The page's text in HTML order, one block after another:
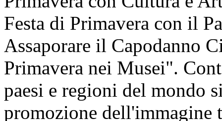
Festa di Primavera con il
Assaporare il Capodanno
Primavera nei Musei".
paesi e regioni del mondo
promozione dell'immagine